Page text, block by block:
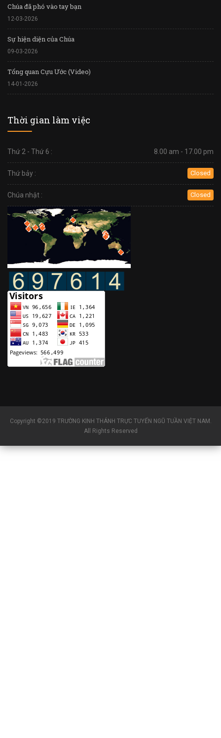
Chúa đã phó vào tay bạn
12-03-2026
Sự hiện diện của Chúa
09-03-2026
Tổng quan Cựu Ước (Video)
14-01-2026
Thời gian làm việc
Thứ 2 - Thứ 6 : 8.00 am - 17.00 pm
Thứ bảy : Closed
Chúa nhật : Closed
Copyright ©2019 TRƯỜNG KINH THÁNH TRỰC TUYẾN NGŨ TUẦN VIỆT NAM.
All Rights Reserved